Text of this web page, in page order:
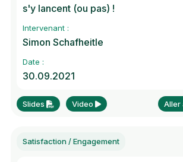
s'y lancent (ou pas) !
Intervenant :
Simon Schafheitle
Date :
30.09.2021
Slides Video Aller
Satisfaction / Engagement